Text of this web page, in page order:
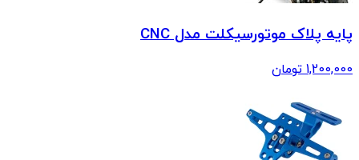
پایه پلاک موتورسیکلت مدل CNC
1,200,000 تومان